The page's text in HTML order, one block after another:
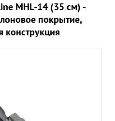
MHL-14 (35 см) -
покрытие,
конструкция